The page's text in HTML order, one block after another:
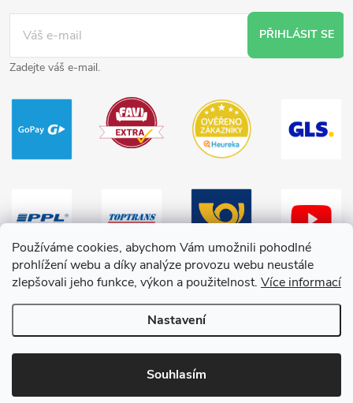
Používáme cookies, abychom Vám umožnili pohodlné
prohlížení webu a díky analýze provozu webu neustále
zlepšovali jeho funkce, výkon a použitelnost. Více informací
Nastavení
Souhlasím
PŘIHLÁSIT SE
Zadejte váš e-mail.
Vytvořil Shoptet